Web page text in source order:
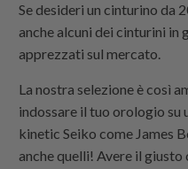
Se desideri un cinturino da
anche alcuni dei cinturini in
apprezzati sul mercato.
La nostra selezione è così
indossare il tuo orologio su
kinetic Seiko come James
anche quelli! Avere il